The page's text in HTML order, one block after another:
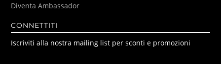
Diventa Ambassador
CONNETTITI
Iscriviti alla nostra mailing list per sconti e promozioni